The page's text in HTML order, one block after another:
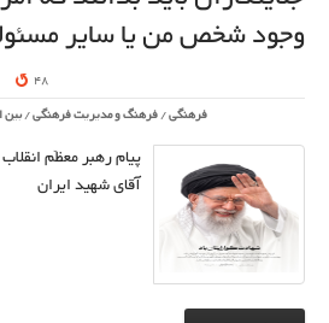
وجود شخص من یا سایر
48
فرهنگی / فرهنگ و مدیریت فرهنگی /بین
پیام رهبر معظّم
آقای شهید ایران